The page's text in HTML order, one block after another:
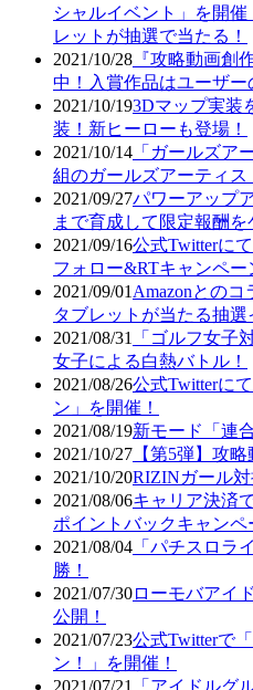
シャルイベント」を開催
レットが抽選で当たる！
2021/10/28 『攻略動画創
中！入賞作品はユーザー
2021/10/193Dマップ実装
装！新ヒーローも登場！
2021/10/14 「ガールズア
組のガールズアーティス
2021/09/27パワーアップ
まで育成して限定報酬を
2021/09/16公式Twitterに
フォロー&RTキャンペー
2021/09/01 Amazonとの
タブレットが当たる抽選
2021/08/31
「ゴルフ女子
女子による白熱バトル！
2021/08/26公式Twitterに
ン」を開催！
2021/08/19新モード「連
2021/10/27 【第5弾】攻
2021/10/20RIZINガール
2021/08/06キャリア決済
ポイントバックキャンペ
2021/08/04 「パチスロラ
勝！
2021/07/30ローモバアイ
公開！
2021/07/23公式Twitterで
ン！」を開催！
2021/07/21
「アイドルグ